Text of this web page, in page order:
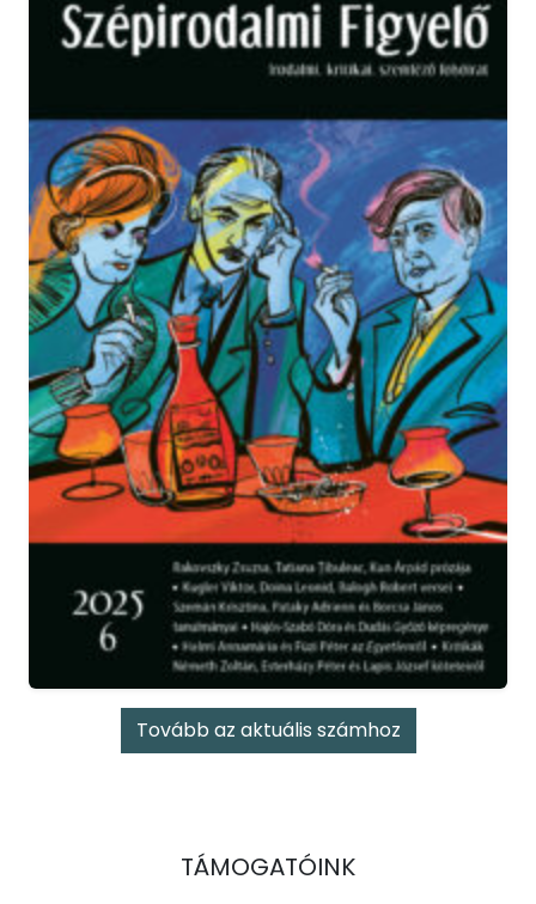
Tovább az aktuális számhoz
TÁMOGATÓINK